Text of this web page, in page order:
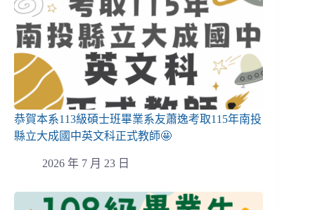
恭賀本系113級碩士班畢業系友蕭逸考取115年南投
縣立大成國中英文科正式教師🤩
2026 年 7 月 23 日